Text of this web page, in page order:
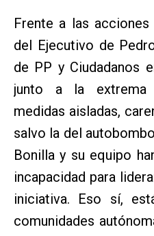
Frente a las
del Ejecutivo de
de PP y Ciudadanos
junto a la extrema
medidas aisladas,
salvo la del
Bonilla y su equipo
incapacidad para
iniciativa. Eso sí,
comunidades